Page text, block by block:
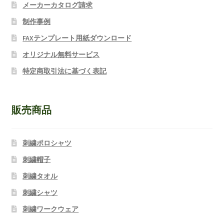
メーカーカタログ請求
制作事例
FAXテンプレート用紙ダウンロード
オリジナル無料サービス
特定商取引法に基づく表記
販売商品
刺繍ポロシャツ
刺繍帽子
刺繍タオル
刺繍シャツ
刺繍ワークウェア